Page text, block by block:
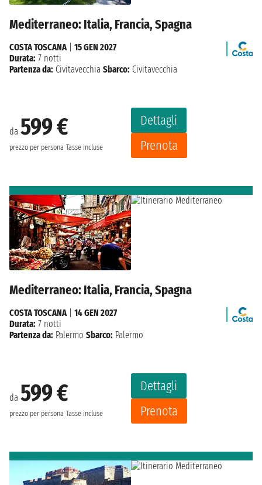
Mediterraneo: Italia, Francia, Spagna
da 599 €
prezzo per persona Tasse incluse
Dettagli
Prenota
COSTA TOSCANA| 15 GEN 2027
Durata: 7 notti
Partenza da: Civitavecchia Sbarco: Civitavecchia
Mediterraneo: Italia, Francia, Spagna
da 599 €
prezzo per persona Tasse incluse
Dettagli
Prenota
COSTA TOSCANA| 14 GEN 2027
Durata: 7 notti
Partenza da: Palermo Sbarco: Palermo